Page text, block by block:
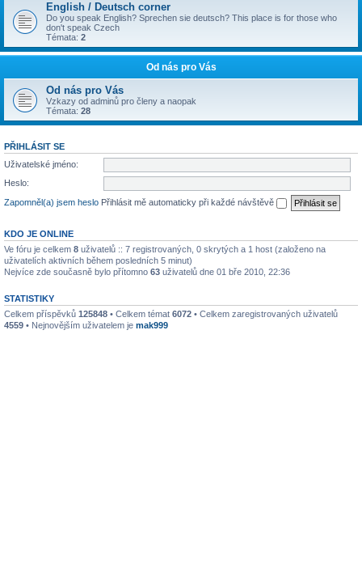
English / Deutsch corner
Do you speak English? Sprechen sie deutsch? This place is for those who
don't speak Czech
Témata: 2
Od nás pro Vás
Od nás pro Vás
Vzkazy od adminů pro členy a naopak
Témata: 28
PŘIHLÁSIT SE
Uživatelské jméno:
Heslo:
Zapomněl(a) jsem heslo Přihlásit mě automaticky při každé návštěvě
KDO JE ONLINE
Ve fóru je celkem 8 uživatelů :: 7 registrovaných, 0 skrytých a 1 host (založeno na
uživatelích aktivních během posledních 5 minut)
Nejvíce zde současně bylo přítomno 63 uživatelů dne 01 bře 2010, 22:36
STATISTIKY
Celkem příspěvků 125848 • Celkem témat 6072 • Celkem zaregistrovaných uživatelů
4559 • Nejnovějším uživatelem je mak999